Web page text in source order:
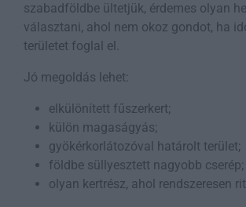
szabadföldbe ültetjük, érdemes olyan
választani, ahol nem okoz gondot, ha
területet foglal el.
Jó megoldás lehet:
elkülönített fűszerkert;
külön magaságyás;
gyökérkorlátozóval határolt terület;
földbe süllyesztett nagyobb cserép;
olyan kertrész, ahol rendszeresen